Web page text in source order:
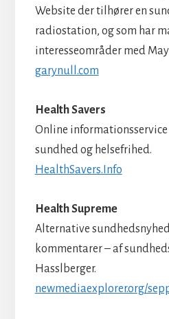
Website der tilhører en
radiostation, og som har
interesseområder med May
garynull.com
Health Savers
Online
sundhed og helsefrihed.
HealthSavers.Info
Health Supreme
Alternative
kommentarer – af
Hasslberger.
newmediaexplorer.org/